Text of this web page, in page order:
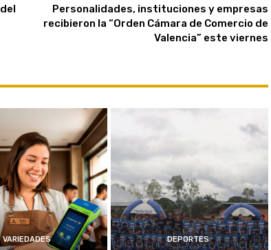
Personalidades, instituciones y empresas
recibieron la “Orden Cámara de Comercio de
Valencia” este viernes
VARIEDADES DEPORTES